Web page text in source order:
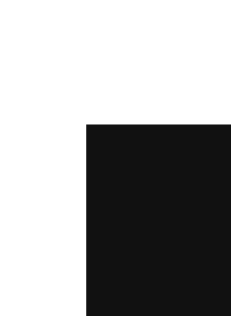
potrebbe
Dalla
ricerca di